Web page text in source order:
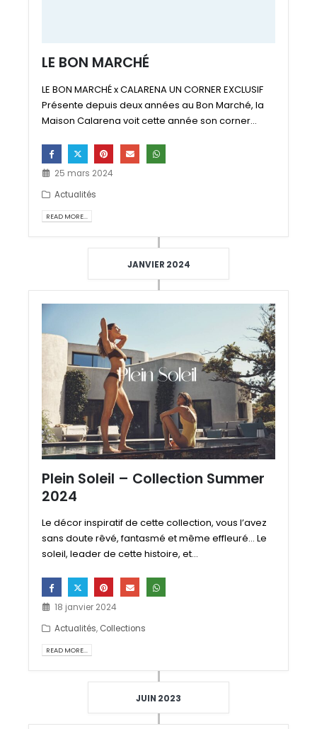
LE BON MARCHÉ
LE BON MARCHÉ x CALARENA UN CORNER EXCLUSIF
Présente depuis deux années au Bon Marché, la
Maison Calarena voit cette année son corner...
25 mars 2024
Actualités
READ MORE...
JANVIER 2024
Plein Soleil – Collection Summer
2024
Le décor inspiratif de cette collection, vous l’avez
sans doute rêvé, fantasmé et même effleuré... Le
soleil, leader de cette histoire, et...
18 janvier 2024
Actualités, Collections
READ MORE...
JUIN 2023